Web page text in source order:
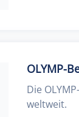
OLYMP-
Die
weltweit.